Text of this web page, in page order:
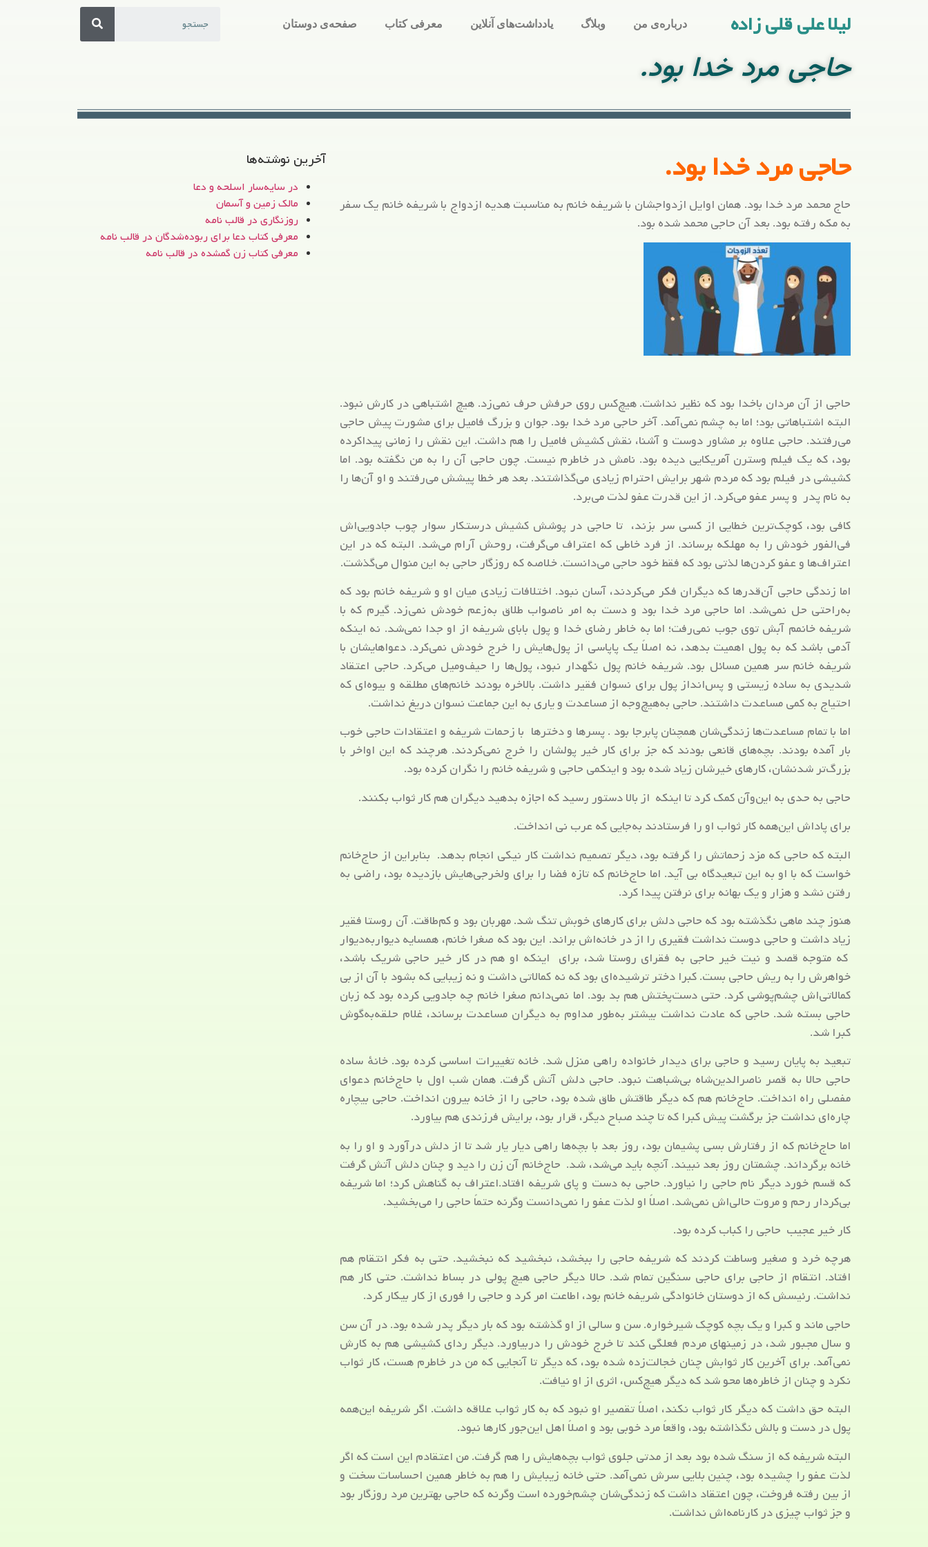
لیلا علی قلی زاده درباره‌ی من وبلاگ یادداشت‌های آنلاین معرفی کتاب صفحه‌ی دوستان
حاجی مرد خدا بود.
حاجی مرد خدا بود.
حاج محمد مرد خدا بود. همان اوایل ازدواجشان با شریفه خانم به مناسبت هدیه ازدواج با شریفه خانم یک سفر
به مکه رفته بود. بعد آن حاجی محمد شده بود.
حاجی از آن مردان باخدا بود که نظیر نداشت. هیچ‌کس روی حرفش حرف نمی‌زد. هیچ اشتباهی در کارش نبود.
البته اشتباهاتی بود؛ اما به چشم نمی‌آمد. آخر حاجی مرد خدا بود. جوان و بزرگ فامیل برای مشورت پیش حاجی
می‌رفتند. حاجی علاوه بر مشاور دوست و آشنا، نقش کشیش فامیل را هم داشت. این نقش را زمانی پیداکرده
بود، که یک فیلم وسترن آمریکایی دیده بود. نامش در خاطرم نیست. چون حاجی آن را به من نگفته بود. اما
کشیشی در فیلم بود که مردم شهر برایش احترام زیادی می‌گذاشتند. بعد هر خطا پیشش می‌رفتند و او آن‌ها را
به نام پدر و پسر عفو می‌کرد. از این قدرت عفو لذت می‌برد.
کافی بود، کوچک‌ترین خطایی از کسی سر بزند، تا حاجی در پوشش کشیش درستکار سوار چوب جادویی‌اش
فی‌الفور خودش را به مهلکه برساند. از فرد خاطی که اعتراف می‌گرفت، روحش آرام می‌شد. البته که در این
اعتراف‌ها و عفو کردن‌ها لذتی بود که فقط خود حاجی می‌دانست. خلاصه که روزگار حاجی به این منوال می‌گذشت.
اما زندگی حاجی آن‌قدرها که دیگران فکر می‌کردند، آسان نبود. اختلافات زیادی میان او و شریفه خانم بود که
به‌راحتی حل نمی‌شد. اما حاجی مرد خدا بود و دست به امر ناصواب طلاق به‌زعم خودش نمی‌زد. گیرم که با
شریفه خانمم آبش توی جوب نمی‌رفت؛ اما به خاطر رضای خدا و پول بابای شریفه از او جدا نمی‌شد. نه اینکه
آدمی باشد که به پول اهمیت بدهد، نه اصلاً یک پاپاسی از پول‌هایش را خرج خودش نمی‌کرد. دعواهایشان با
شریفه خانم سر همین مسائل بود. شریفه خانم پول نگهدار نبود، پول‌ها را حیف‌ومیل می‌کرد. حاجی اعتقاد
شدیدی به ساده زیستی و پس‌انداز پول برای نسوان فقیر داشت. بالاخره بودند خانم‌های مطلقه و بیوه‌ای که
احتیاج به کمی مساعدت داشتند. حاجی به‌هیچ‌وجه از مساعدت و یاری به این جماعت نسوان دریغ نداشت.
اما با تمام مساعدت‌ها زندگی‌شان همچنان پابرجا بود . پسرها و دخترها با زحمات شریفه و اعتقادات حاجی خوب
بار آمده بودند. بچه‌های قانعی بودند که جز برای کار خیر پولشان را خرج نمی‌کردند. هرچند که این اواخر با
بزرگ‌تر شدنشان، کارهای خیرشان زیاد شده بود و اینکمی حاجی و شریفه خانم را نگران کرده بود.
حاجی به حدی به این‌وآن کمک کرد تا اینکه از بالا دستور رسید که اجازه بدهید دیگران هم کار ثواب بکنند.
برای پاداش این‌همه کار ثواب او را فرستادند به‌جایی که عرب نی انداخت.
البته که حاجی که مزد زحماتش را گرفته بود، دیگر تصمیم نداشت کار نیکی انجام بدهد. بنابراین از حاج‌خانم
خواست که با او به این تبعیدگاه بی آید. اما حاج‌خانم که تازه فضا را برای ولخرجی‌هایش بازدیده بود، راضی به
رفتن نشد و هزار و یک بهانه برای نرفتن پیدا کرد.
هنوز چند ماهی نگذشته بود که حاجی دلش برای کارهای خوبش تنگ شد. مهربان بود و کم‌طاقت. آن روستا فقیر
زیاد داشت و حاجی دوست نداشت فقیری را از در خانه‌اش براند. این بود که صغرا خانم، همسایه دیواربه‌دیوار
که متوجه قصد و نیت خیر حاجی به فقرای روستا شد، برای اینکه او هم در کار خیر حاجی شریک باشد،
خواهرش را به ریش حاجی بست. کبرا دختر ترشیده‌ای بود که نه کمالاتی داشت و نه زیبایی که بشود با آن از بی
کمالاتی‌اش چشم‌پوشی کرد. حتی دست‌پختش هم بد بود. اما نمی‌دانم صغرا خانم چه جادویی کرده بود که زبان
حاجی بسته شد. حاجی که عادت نداشت بیشتر به‌طور مداوم به دیگران مساعدت برساند، غلام حلقه‌به‌گوش
کبرا شد.
تبعید به پایان رسید و حاجی برای دیدار خانواده راهی منزل شد. خانه تغییرات اساسی کرده بود. خانهٔ ساده
حاجی حالا به قصر ناصرالدین‌شاه بی‌شباهت نبود. حاجی دلش آتش گرفت. همان شب اول با حاج‌خانم دعوای
مفصلی راه انداخت. حاج‌خانم هم که دیگر طاقتش طاق شده بود، حاجی را از خانه بیرون انداخت. حاجی بیچاره
چاره‌ای نداشت جز برگشت پیش کبرا که تا چند صباح دیگر، قرار بود، برایش فرزندی هم بیاورد.
اما حاج‌خانم که از رفتارش بسی پشیمان بود، روز بعد با بچه‌ها راهی دیار یار شد تا از دلش درآورد و او را به
خانه برگرداند. چشمتان روز بعد نبیند. آنچه باید می‌شد، شد. حاج‌خانم آن زن را دید و چنان دلش آتش گرفت
که قسم خورد دیگر نام حاجی را نیاورد. حاجی به دست و پای شریفه افتاد.اعتراف به گناهش کرد؛ اما شریفه
بی‌کردار رحم و مروت حالی‌اش نمی‌شد. اصلاً او لذت عفو را نمی‌دانست وگرنه حتماً حاجی را می‌بخشید.
کار خیر عجیب حاجی را کباب کرده بود.
هرچه خرد و صغیر وساطت کردند که شریفه حاجی را ببخشد، نبخشید که نبخشید. حتی به فکر انتقام هم
افتاد. انتقام از حاجی برای حاجی سنگین تمام شد. حالا دیگر حاجی هیچ پولی در بساط نداشت. حتی کار هم
نداشت. رئیسش که از دوستان خانوادگی شریفه خانم بود، اطاعت امر کرد و حاجی را فوری از کار بیکار کرد.
حاجی ماند و کبرا و یک بچه کوچک شیرخواره. سن و سالی از او گذشته بود که بار دیگر پدر شده بود. در آن سن
و سال مجبور شد، در زمین­های مردم فعلگی کند تا خرج خودش را دربیاورد. دیگر ردای کشیشی هم به کارش
نمی‌آمد. برای آخرین کار ثوابش چنان خجالت‌زده شده بود، که دیگر تا آنجایی که من در خاطرم هست، کار ثواب
نکرد و چنان از خاطره‌ها محو شد که دیگر هیچ‌کس، اثری از او نیافت.
البته حق داشت که دیگر کار ثواب نکند، اصلاً تقصیر او نبود که به کار ثواب علاقه داشت. اگر شریفه این‌همه
پول در دست و بالش نگذاشته بود، واقعاً مرد خوبی بود و اصلاً اهل این‌جور کارها نبود.
البته شریفه که از سنگ شده بود بعد از مدتی جلوی ثواب بچه‌هایش را هم گرفت. من اعتقادم این است که اگر
لذت عفو را چشیده بود، چنین بلایی سرش نمی‌آمد. حتی خانه زیبایش را هم به خاطر همین احساسات سخت و
از بین رفته فروخت، چون اعتقاد داشت که زندگی‌شان چشم‌خورده است وگرنه که حاجی بهترین مرد روزگار بود
و جز ثواب چیزی در کارنامه‌اش نداشت.
آخرین نوشته‌ها
در سایه‌سار اسلحه و دعا
مالک زمین و آسمان
روزنگاری در قالب نامه
معرفی کتاب دعا برای ربوده‌شدگان در قالب نامه
معرفی کتاب زن‌ گمشده در قالب نامه